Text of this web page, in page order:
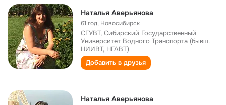
Наталья Аверьянова
61 год, Новосибирск
СГУВТ, Сибирский Государственный
Университет Водного Транспорта (бывш.
НИИВТ, НГАВТ)
Добавить в друзья
Наталья Аверьянова